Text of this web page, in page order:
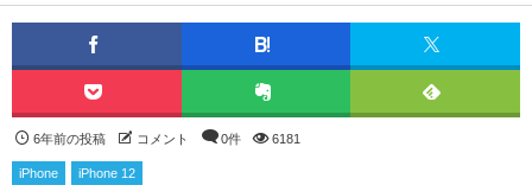
6年前の投稿 コメント 0件 6181
iPhone iPhone 12